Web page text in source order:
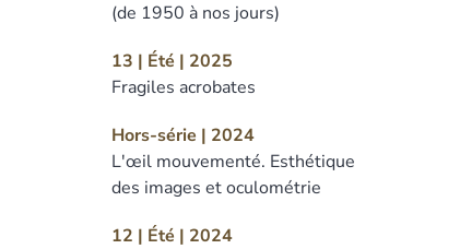
(de 1950 à nos jours)
13 | Été | 2025
Fragiles acrobates
Hors-série | 2024
L'œil mouvementé. Esthétique
des images et oculométrie
12 | Été | 2024